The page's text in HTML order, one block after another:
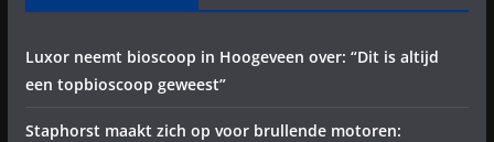
Luxor neemt bioscoop in Hoogeveen over: “Dit is altijd
een topbioscoop geweest”
Staphorst maakt zich op voor brullende motoren: